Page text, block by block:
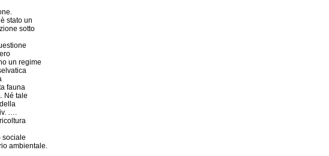
stato un
sotto
un regime
fauna
Né tale
….
sociale
ambientale.